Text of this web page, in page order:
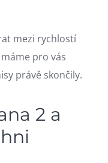
mezi rychlostí
pro vás
právě skončily.
2 a